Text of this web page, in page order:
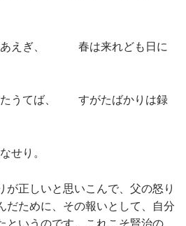
あえぎ、 春は来れども日に
たうてば、 すがたばかりは録
せり。
正しいと思いこんで、父の怒り
だために、その報いとして、自分
というのです。これこそ賢治の